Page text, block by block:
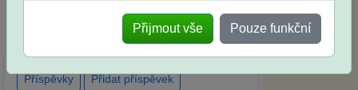
SŠ? Vaše ohlasy po skutečných
přijímacích zkouškách
Přijmout vše Pouze funkční
Příspěvky Přidat příspěvek